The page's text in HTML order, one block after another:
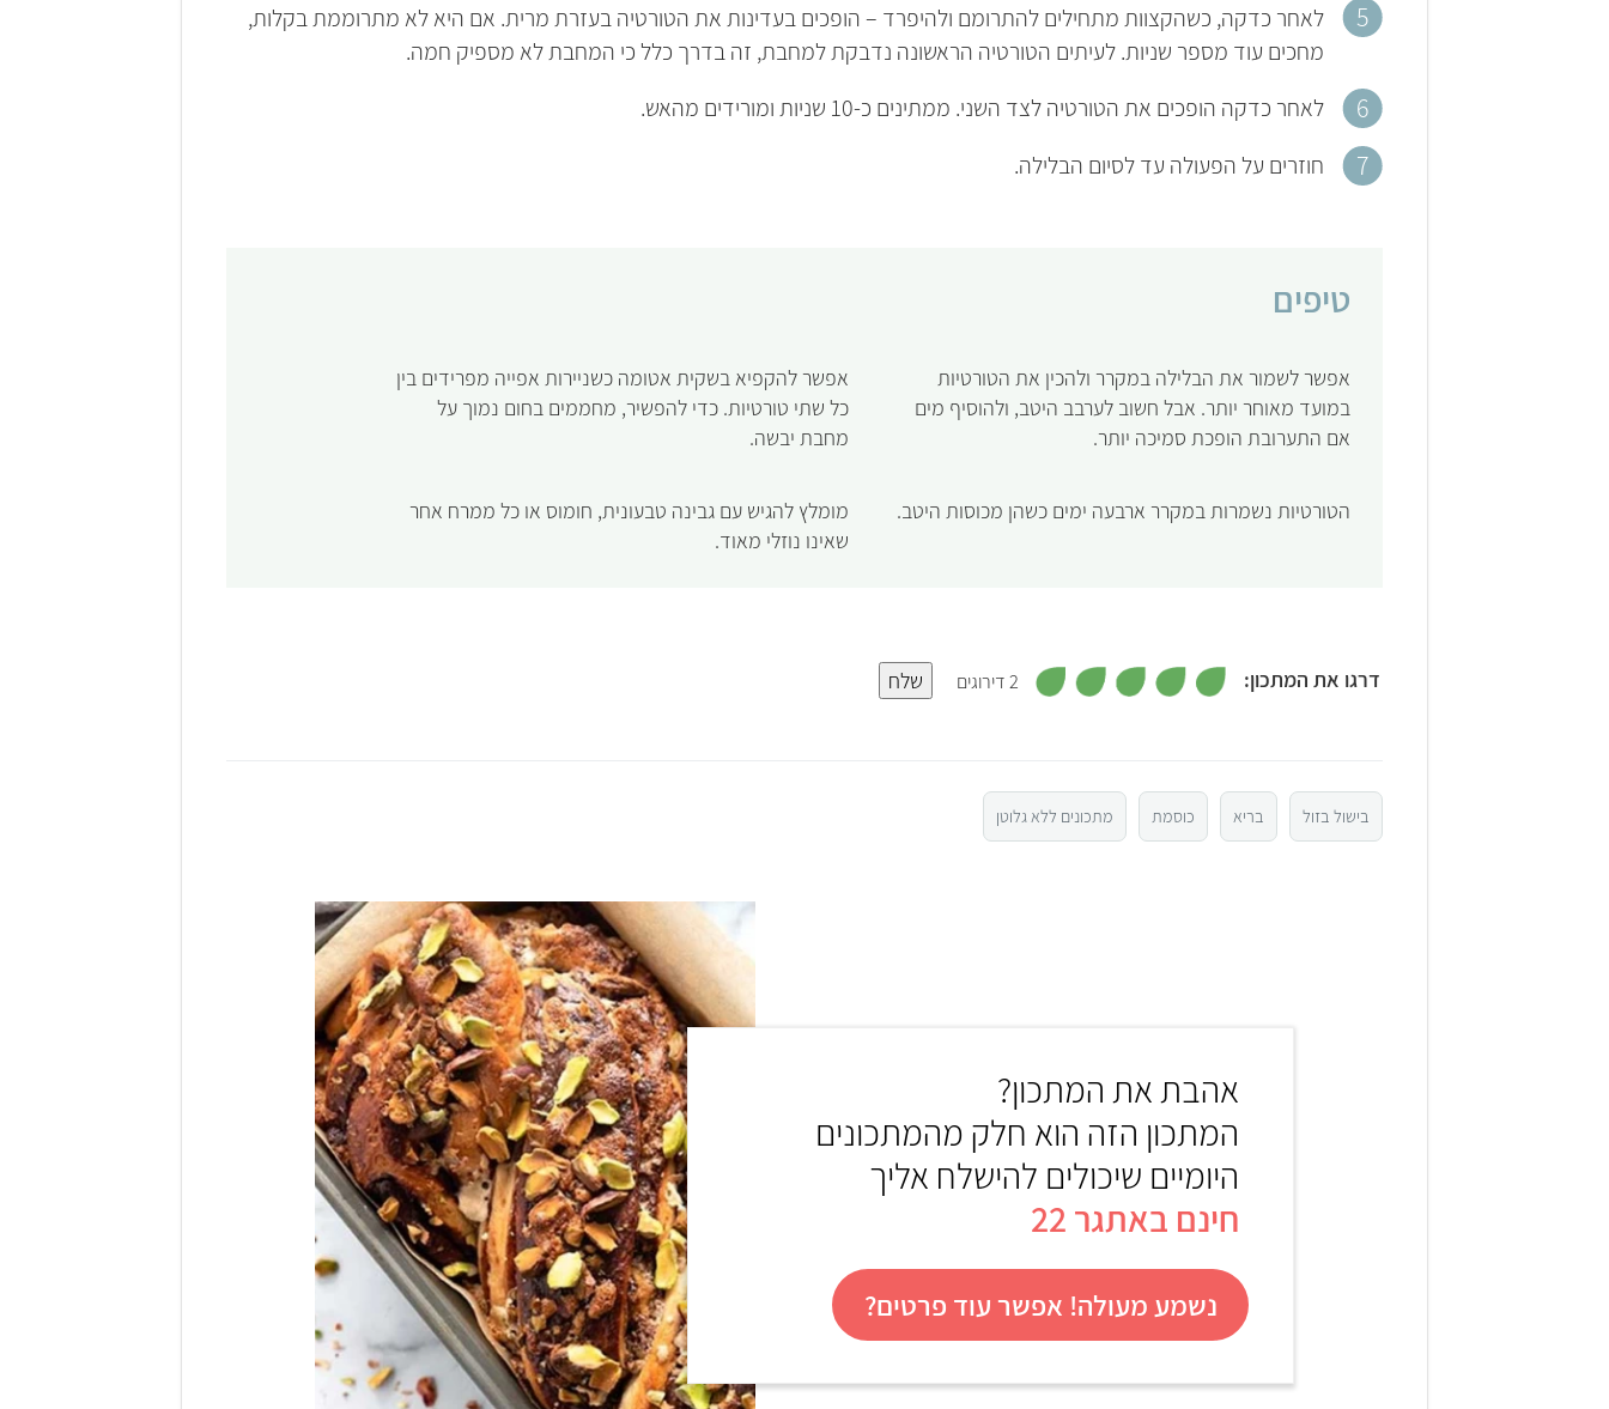
לאחר כדקה, כשהקצוות מתחילים להתרומם ולהיפרד – הופכים בעדינות את הטורטיה בעזרת מרית. אם היא לא מתרוממת בקלות,
מחכים עוד מספר שניות. לעיתים הטורטיה הראשונה נדבקת למחבת, זה בדרך כלל כי המחבת לא מספיק חמה.
לאחר כדקה הופכים את הטורטיה לצד השני. ממתינים כ-10 שניות ומורידים מהאש.
חוזרים על הפעולה עד לסיום הבלילה.
טיפים
אפשר לשמור את הבלילה במקרר ולהכין את הטורטיות
במועד מאוחר יותר. אבל חשוב לערבב היטב, ולהוסיף מים
אם התערובת הופכת סמיכה יותר.
אפשר להקפיא בשקית אטומה כשניירות אפייה מפרידים בין
כל שתי טורטיות. כדי להפשיר, מחממים בחום נמוך על
מחבת יבשה.
הטורטיות נשמרות במקרר ארבעה ימים כשהן מכוסות היטב.
מומלץ להגיש עם גבינה טבעונית, חומוס או כל ממרח אחר
שאינו נוזלי מאוד.
דרגו את המתכון:
3
2 דירוגים שלח
בישול בזול בריא כוסמת מתכונים ללא גלוטן
אהבת את המתכון?
המתכון הזה הוא חלק מהמתכונים
היומיים שיכולים להישלח אליך
חינם באתגר 22
נשמע מעולה! אפשר עוד פרטים?